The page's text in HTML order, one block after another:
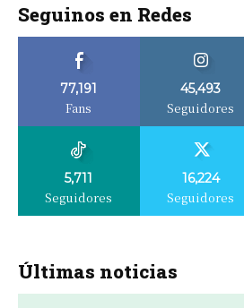
Seguinos en Redes
77,191
Fans
45,493
Seguidores
5,711
Seguidores
16,224
Seguidores
Últimas noticias